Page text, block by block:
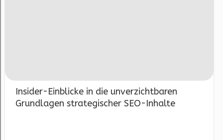
Insider-Einblicke in die unverzichtbaren
Grundlagen strategischer SEO-Inhalte